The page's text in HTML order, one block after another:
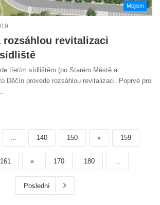
Mejlem
rozsáhlou revitalizaci
třetím sídlištěm (po Starém Městě a
Děčín provede rozsáhlou revitalizaci. Poprvé pro
... 140 150 « 159
161 » 170 180 ...
Poslední